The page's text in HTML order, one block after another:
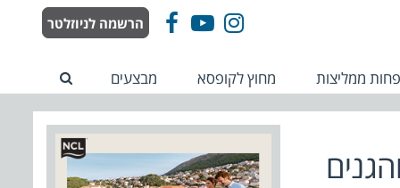
FacebookYouTube
Instagram הרשמה לניוזלטר
ממליצות מחוץ לקופסא מבצעים